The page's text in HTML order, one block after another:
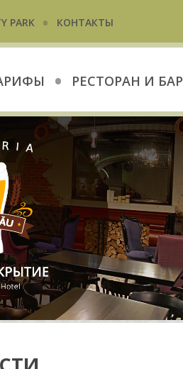
PARK • КОНТАКТЫ
• РЕСТОРАН И БАР